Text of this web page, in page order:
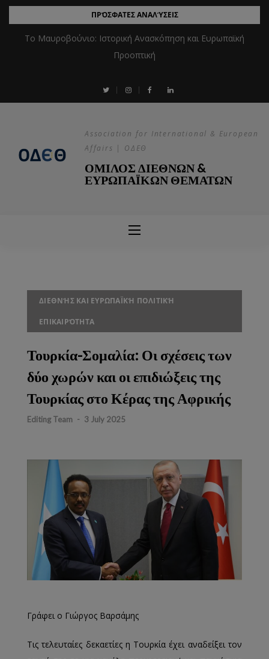
ΠΡΌΣΦΑΤΕΣ ΑΝΑΛΎΣΕΙΣ
Το Μαυροβούνιο: Ιστορική Ανασκόπηση και Ευρωπαϊκή
Προοπτική
Association for International & European
Affairs | ΟΔΕΘ
ΟΜΙΛΟΣ ΔΙΕΘΝΩΝ &
ΕΥΡΩΠΑΪΚΩΝ ΘΕΜΑΤΩΝ
ΔΙΕΘΝΉΣ ΚΑΙ ΕΥΡΩΠΑΪΚΉ ΠΟΛΙΤΙΚΉ
ΕΠΙΚΑΙΡΌΤΗΤΑ
Τουρκία-Σομαλία: Οι σχέσεις των
δύο χωρών και οι επιδιώξεις της
Τουρκίας στο Κέρας της Αφρικής
Editing Team - 3 July 2025
Γράφει ο Γιώργος Βαρσάμης
Τις τελευταίες δεκαετίες η Τουρκία έχει αναδείξει τον